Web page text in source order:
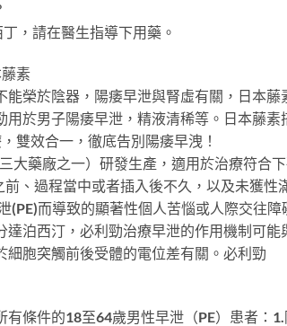
，請在醫生指導下用藥。
素
能榮於陰器，陽痿早泄與腎虛有關，日本
用於男子陽痿早泄，精液清稀等。日本藤
雙效合一，徹底告別陽痿早洩！
大藥廠之一）研發生產，適用於治療符合
前、過程當中或者插入後不久，以及未獲
(PE)而導致的顯著性個人苦惱或人際交往
達泊西汀，必利勁治療早泄的作用機制可
細胞突觸前後受體的電位差有關。必利勁
有條件的18至64歲男性早泄（PE）患者：